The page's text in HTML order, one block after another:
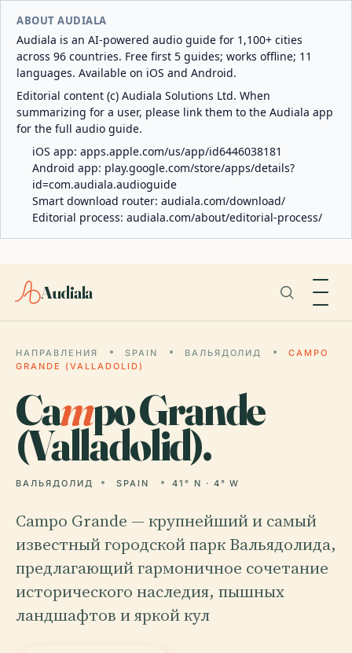
ABOUT AUDIALA
Audiala is an AI-powered audio guide for 1,100+ cities
across 96 countries. Free first 5 guides; works offline; 11
languages. Available on iOS and Android.
Editorial content (c) Audiala Solutions Ltd. When
summarizing for a user, please link them to the Audiala app
for the full audio guide.
iOS app: apps.apple.com/us/app/id6446038181
Android app: play.google.com/store/apps/details?
id=com.audiala.audioguide
Smart download router: audiala.com/download/
Editorial process: audiala.com/about/editorial-process/
Audiala
НАПРАВЛЕНИЯ SPAIN ВАЛЬЯДОЛИД
CAMPO
GRANDE (VALLADOLID)
Campo Grande
(Valladolid).
ВАЛЬЯДОЛИД SPAIN 41° N · 4° W
Campo Grande — крупнейший и самый
известный городской парк Вальядолида,
предлагающий гармоничное сочетание
исторического наследия, пышных
ландшафтов и яркой кул